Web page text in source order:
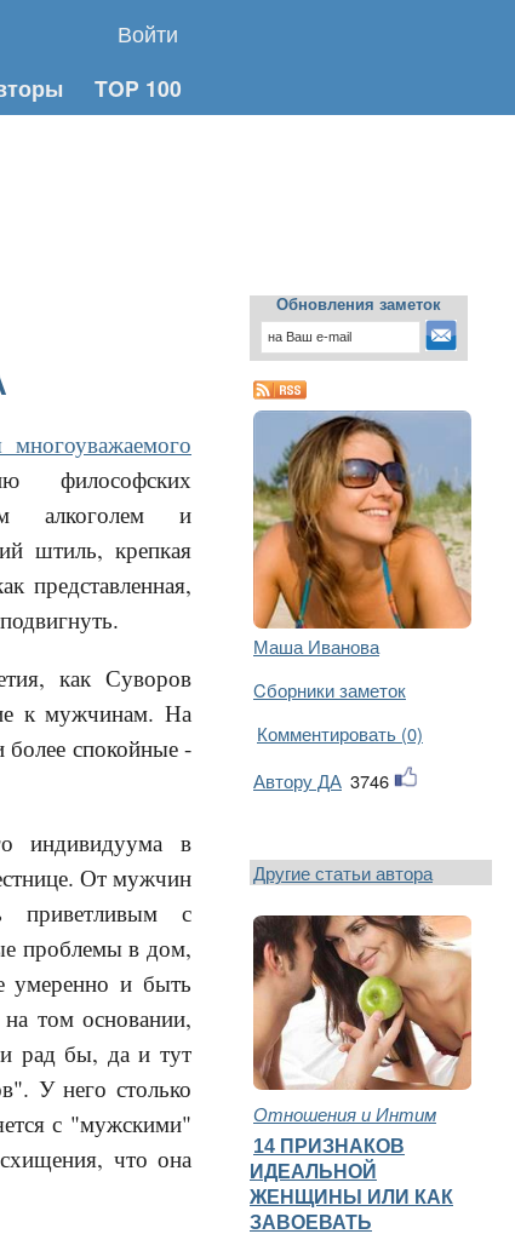
Войти
TOP 100
многоуважаемого
философских
алкоголем и
штиль, крепкая
представленная,
как Суворов
к мужчинам. На
более спокойные -
индивидуума в
От мужчин
приветливым с
проблемы в дом,
умеренно и быть
том основании,
рад бы, да и тут
У него столько
с "мужскими"
что она
Обновления заметок
Маша Иванова
Cборники заметок
Комментировать (0)
Автору ДА 3746
Другие статьи автора
Отношения и Интим
14 ПРИЗНАКОВ
ИДЕАЛЬНОЙ
ЖЕНЩИНЫ ИЛИ КАК
ЗАВОЕВАТЬ